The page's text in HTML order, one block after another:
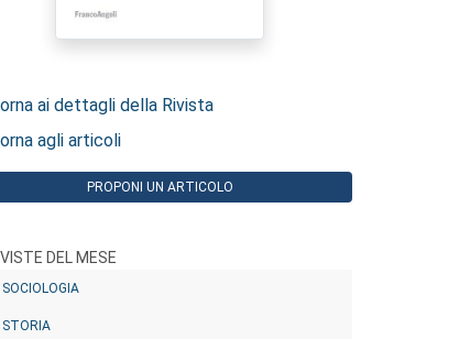
ai dettagli della Rivista
agli articoli
PROPONI UN ARTICOLO
DEL MESE
SOCIOLOGIA
STORIA